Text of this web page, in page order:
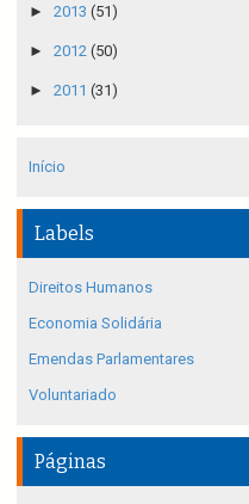
► 2013 (51)
► 2012 (50)
► 2011 (31)
Início
Labels
Direitos Humanos
Economia Solidária
Emendas Parlamentares
Voluntariado
Páginas